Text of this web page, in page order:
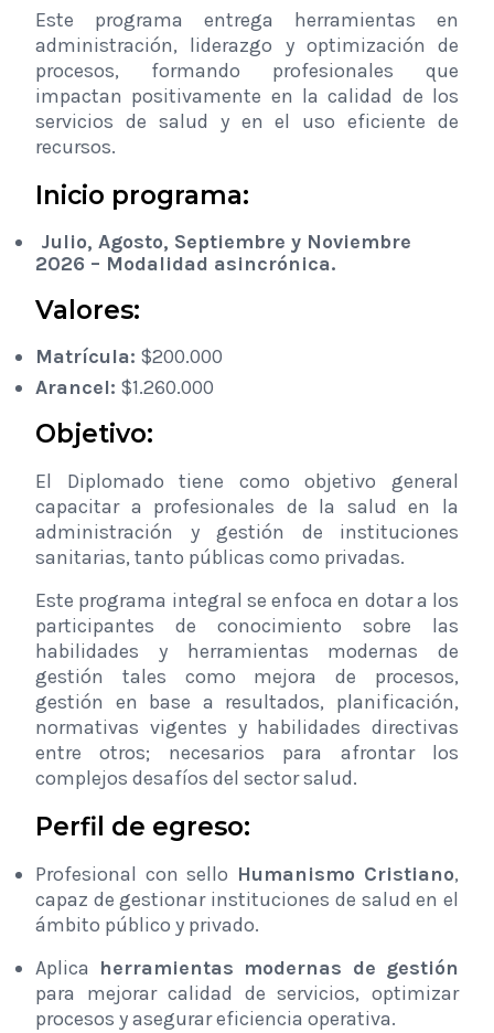
Este programa entrega herramientas en
administración, liderazgo y optimización de
procesos, formando profesionales que
impactan positivamente en la calidad de los
servicios de salud y en el uso eficiente de
recursos.
Inicio programa:
Julio, Agosto, Septiembre y Noviembre
2026 – Modalidad asincrónica.
Valores:
Matrícula: $200.000
Arancel: $1.260.000
Objetivo:
El Diplomado tiene como objetivo general
capacitar a profesionales de la salud en la
administración y gestión de instituciones
sanitarias, tanto públicas como privadas.
Este programa integral se enfoca en dotar a los
participantes de conocimiento sobre las
habilidades y herramientas modernas de
gestión tales como mejora de procesos,
gestión en base a resultados, planificación,
normativas vigentes y habilidades directivas
entre otros; necesarios para afrontar los
complejos desafíos del sector salud.
Perfil de egreso:
Profesional con sello Humanismo Cristiano,
capaz de gestionar instituciones de salud en el
ámbito público y privado.
Aplica herramientas modernas de gestión
para mejorar calidad de servicios, optimizar
procesos y asegurar eficiencia operativa.